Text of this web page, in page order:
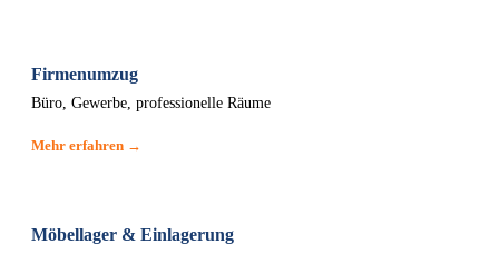
Firmenumzug
Büro, Gewerbe, professionelle Räume
Mehr erfahren →
Möbellager & Einlagerung